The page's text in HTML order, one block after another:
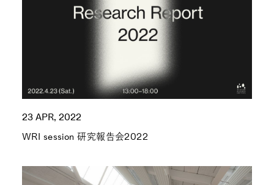
23 APR, 2022
WRI session 研究報告会2022